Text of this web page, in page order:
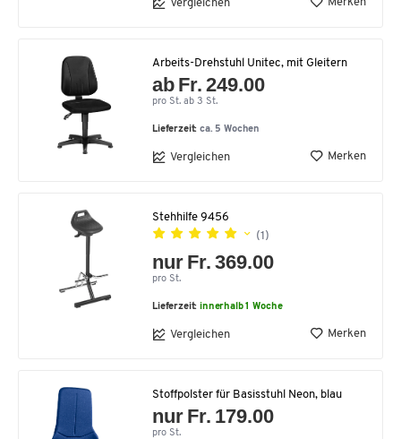
Vergleichen
Arbeits-Drehstuhl Unitec, mit Gleitern
ab Fr. 249.00
pro St. ab 3 St.
Lieferzeit:ca. 5 Wochen
Vergleichen Merken
Stehhilfe 9456
(1)
nur Fr. 369.00
pro St.
Lieferzeit:innerhalb 1 Woche
Vergleichen Merken
Stoffpolster für Basisstuhl Neon, blau
nur Fr. 179.00
pro St.